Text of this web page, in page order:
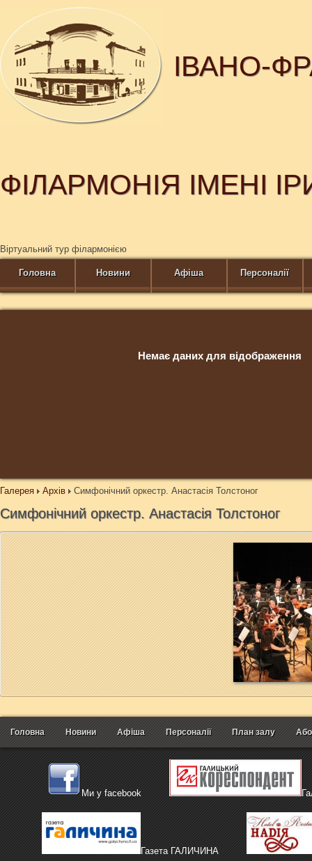
ІВАНО-
ФІЛАРМОНІЯ ІМЕНІ
Віртуальний тур філармонією
Головна Новини Афіша Персоналії
Немає даних для відображення
Галерея Архів Симфонічний оркестр. Анастасія Толстоног
Симфонічний оркестр. Анастасія Толстоног
Головна Новини Афіша Персоналії План залу
Ми у facebook
Газета ГАЛИЧИНА